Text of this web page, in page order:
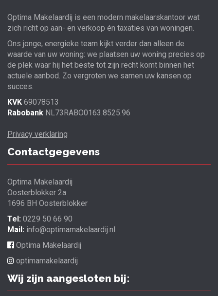
Optima Makelaardij is een modern makelaarskantoor wat
zich richt op aan- en verkoop én taxaties van woningen.
Ons jonge, energieke team kijkt verder dan alleen de
waarde van uw woning: we plaatsen uw woning precies op
de plek waar hij het beste tot zijn recht komt binnen het
actuele aanbod. Zo vergroten we samen uw kansen op
succes.
KVK 69078513
Rabobank NL73RABO0163.8525.96
Privacy verklaring
Contactgegevens
Optima Makelaardij
Oosterblokker 2a
1696 BH Oosterblokker
Tel: 0229 50 66 90
Mail: info@optimamakelaardij.nl
Optima Makelaardij
optimamakelaardij
Wij zijn aangesloten bij: